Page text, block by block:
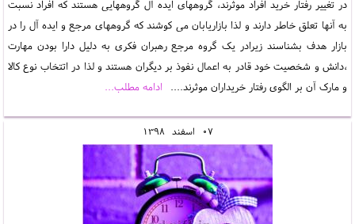
در تغییر رفتار خرید افراد موثرند، گروههای ایده آل گروههایی هستند که افراد نسبت
به آنها تعلق خاطر دارند و لذا بازاریابان می کوشند که گروههای مرجع و ایده آل را در
بازار هدف بشناسند زیرادر یک گروه مرجع رهبران فکری به دلیل دارا بودن مهارت
،دانش و شخصیت خود قادر به اعمال نفوذ بر دیگران هستند و لذا در اتتخاب نوع کالا
و مارک آن بر الگوی رفتار خریداران موثرند.... ادامه مطلب...
07 اسفند 1398